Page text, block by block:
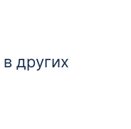
других